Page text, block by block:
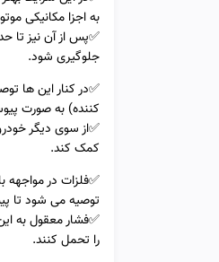
به اجزا مکانیکی
جلوگیری شود.
✅در کنار این ها
کننده) به صورت
✅از سوی دیگر
کمک کند.
✅فلزات در
توصیه می شود تا پیش از رسیدن
✅فشار معقول به
را تحمل کنند.